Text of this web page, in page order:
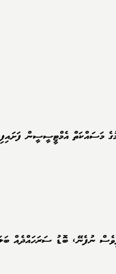
މަސައްކަތް އެމްޓީސީސީން ފަށައިފި
ނުފެނޭ، ބޮޑު ސަރަހައްދެއް